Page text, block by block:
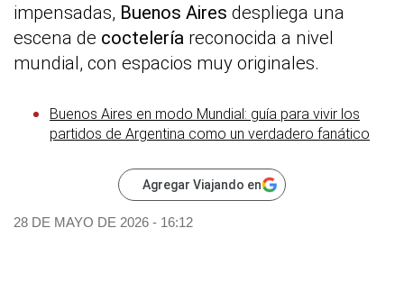
impensadas, Buenos Aires despliega una
escena de coctelería reconocida a nivel
mundial, con espacios muy originales.
Buenos Aires en modo Mundial: guía para vivir los
partidos de Argentina como un verdadero fanático
Agregar Viajando en
28 DE MAYO DE 2026 - 16:12